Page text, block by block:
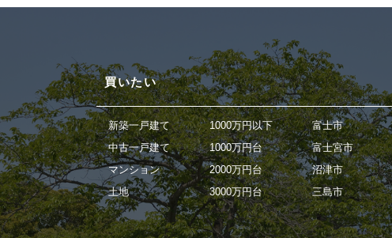
買いたい
新築一戸建て
中古一戸建て
マンション
土地
1000万円以下
1000万円台
2000万円台
3000万円台
富士市
富士宮市
沼津市
三島市